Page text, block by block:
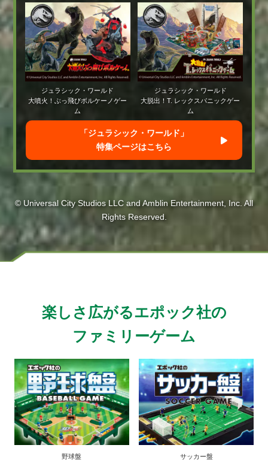
ジュラシック・ワールド
大噴火！ぶっ飛びボルケーノゲー
ム
ジュラシック・ワールド
大脱出！T. レックスパニックゲー
ム
「ジュラシック・ワールド」
特集ページはこちら
© Universal City Studios LLC and Amblin Entertainment, Inc. All
Rights Reserved.
楽しさ広がるエポック社の
ファミリーゲーム
野球盤 サッカー盤